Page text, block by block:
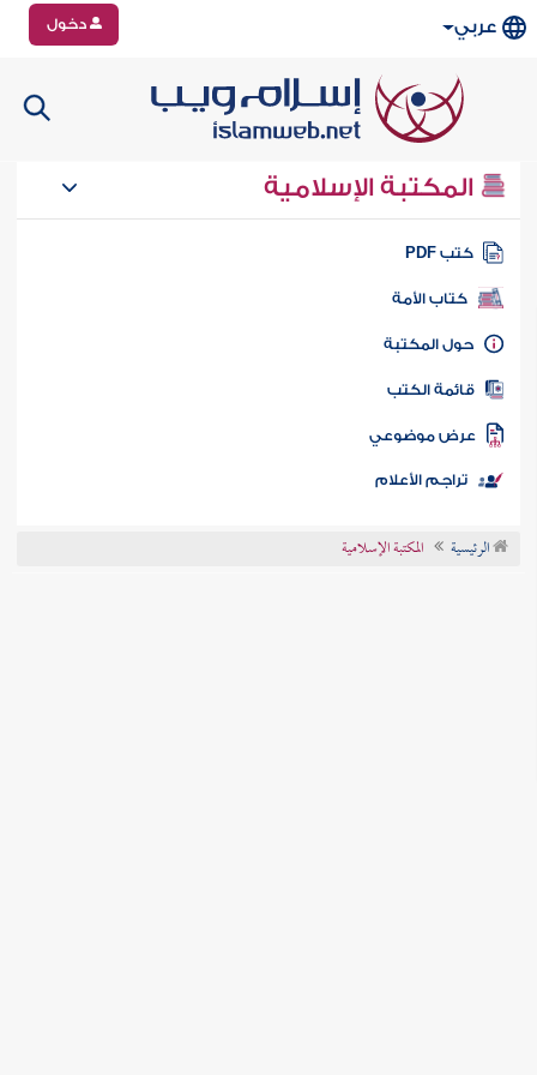
عربي دخول
المكتبة الإسلامية
كتب PDF
كتاب الأمة
المكتبة
الكتب
موضوعي
تراجم الأعلام
الرئيسية المكتبة الإسلامية